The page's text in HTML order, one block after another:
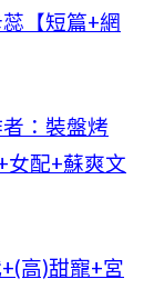
【短篇+網
：裝盤烤
女配+蘇爽文
高)甜寵+宮